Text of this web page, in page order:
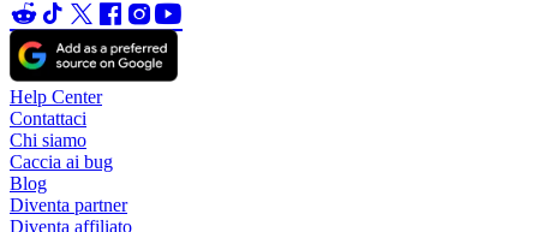
Help Center
Contattaci
Chi siamo
Caccia ai bug
Blog
Diventa partner
Diventa affiliato